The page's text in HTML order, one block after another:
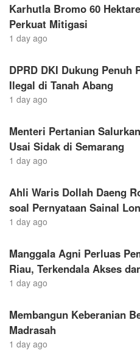
Karhutla Bromo 60
Perkuat Mitigasi
1 day ago
DPRD DKI Dukung Penuh
Ilegal di Tanah Abang
1 day ago
Menteri Pertanian
Usai Sidak di Semarang
1 day ago
Ahli Waris Dollah Daeng
soal Pernyataan Sainal
1 day ago
Manggala Agni Perluas
Riau, Terkendala Akses
1 day ago
Membangun Keberanian
Madrasah
1 day ago